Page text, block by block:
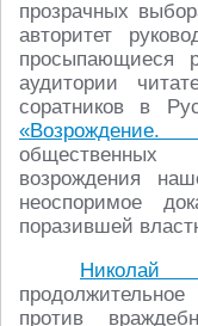
прозрачных
авторитет
просыпающиеся
аудитории
соратников в
возрождения
неоспоримое
поразившей
против